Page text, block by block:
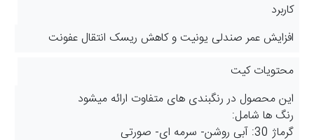
کاربرد
افزایش عمر صندلی یونیت و کاهش ریسک انتقال عفونت
محتویات کیت
این محصول در رنگبندی های متفاوت ارائه میشود
رنگ ها شامل:
گرماژ 30: آبی روشن- سرمه ای- صورتی